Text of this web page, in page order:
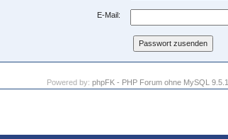
E-Mail:
Powered by: phpFK - PHP Forum ohne MySQL 9.5.1